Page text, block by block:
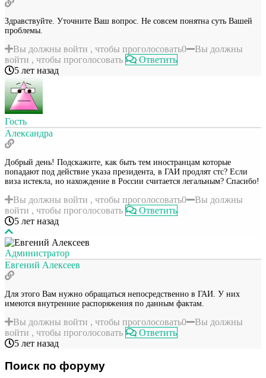
Здравствуйте. Уточните Ваш вопрос. Не совсем понятна суть Вашей
проблемы.
Вы должны войти , чтобы проголосовать0
Вы должны
войти , чтобы проголосовать
Ответить
5 лет назад
Гость
Александра
Добрый день! Подскажите, как быть тем иностранцам которые
попадают под действие указа президента, в ГАИ продлят стс? Если
виза истекла, но нахождение в России считается легальным? Спасибо!
Вы должны войти , чтобы проголосовать0
Вы должны
войти , чтобы проголосовать
Ответить
5 лет назад
Администратор
Евгений Алексеев
Для этого Вам нужно обращаться непосредственно в ГАИ. У них
имеются внутренние распоряжения по данным фактам.
Вы должны войти , чтобы проголосовать0
Вы должны
войти , чтобы проголосовать
Ответить
5 лет назад
Поиск по форуму